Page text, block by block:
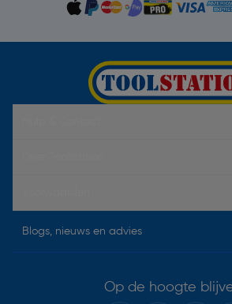
Blogs, nieuws en advies
Op de hoogte